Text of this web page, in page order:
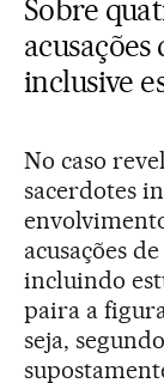
Sobre
acusações
inclusive
No caso
sacerdotes
acusações
incluindo
paira a
seja,